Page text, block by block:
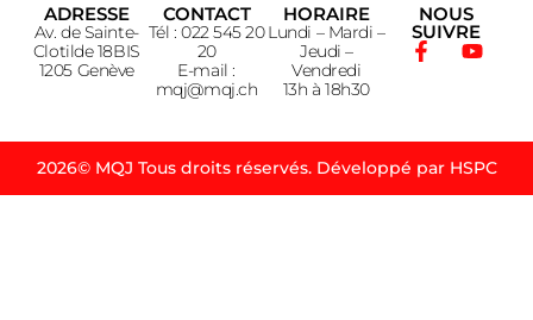
ADRESSE
Av. de Sainte-
Clotilde 18BIS
1205 Genève
CONTACT
Tél : 022 545 20
20
E-mail :
mqj@mqj.ch
HORAIRE
Lundi – Mardi –
Jeudi –
Vendredi
13h à 18h30
NOUS
SUIVRE
2026© MQJ Tous droits réservés. Développé par HSPC